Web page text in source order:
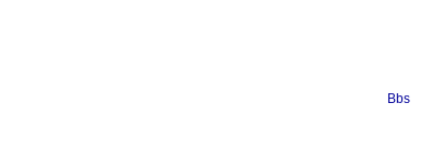
Bbs